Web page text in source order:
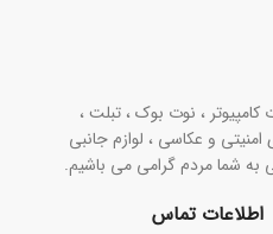
کامپیوتر ، نوت بوک ، تبلت ،
و عکاسی ، لوازم جانبی
به شما مردم گرامی می باشیم.
اطلاعات تماس